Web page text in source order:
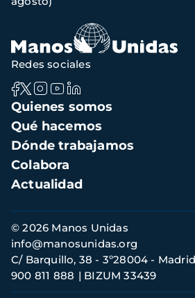
navegación
Navegación
principal
Quienes somos
Qué hacemos
Dónde trabajamos
Colabora
Actualidad
Redes sociales
Información
de
contacto
© 2026 Manos Unidas
C/ Barquillo, 38 - 3º28004 -
900 811 888
BIZUM 33439
info@manosunidas.org